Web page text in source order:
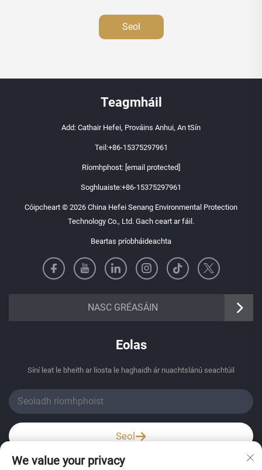
Seol
Teagmháil
Add: Cathair Hefei, Prováins Anhui, An tSín
Teil:+86-15375297961
Ríomhphost: [email protected]
Soghluaiste:+86-15375297961
Cóipcheart © 2026 China Hefei Senang Environmental Protection
Technology Co., Ltd. Gach ceart ar fáil.
Beartas príobháideachta
NASC GRÉASÁIN
https://senangbz.en.alibaba.com
Eolas
Síní leat le bheith ar liosta le haghaidh ár nuachtslánú seachtúil
Seol
We value your privacy